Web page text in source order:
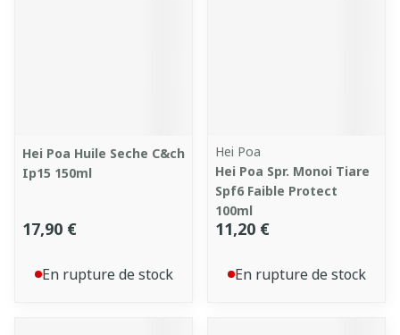
Hei Poa Huile Seche C&ch
Ip15 150ml
17,90 €
En rupture de stock
Hei Poa
Hei Poa Spr. Monoi Tiare
Spf6 Faible Protect
100ml
11,20 €
En rupture de stock